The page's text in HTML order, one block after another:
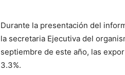
Durante la presentación del
la secretaria Ejecutiva del
septiembre de este año, las
3.3%.